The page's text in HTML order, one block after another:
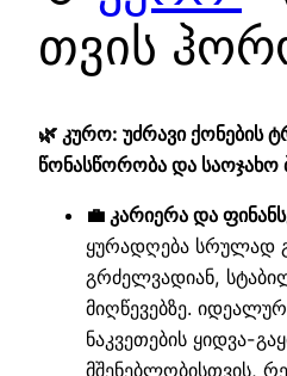
თვის
🌿 კურო: უძრავი ქონების
წონასწორობა და საოჯახო
💼 კარიერა და
ყურადღება სრულად
გრძელვადიან,
მიღწევებზე.
ნაკვეთების ყიდვა-
მშენებლობისთვის,